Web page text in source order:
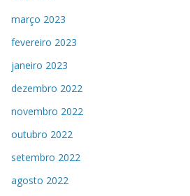
março 2023
fevereiro 2023
janeiro 2023
dezembro 2022
novembro 2022
outubro 2022
setembro 2022
agosto 2022